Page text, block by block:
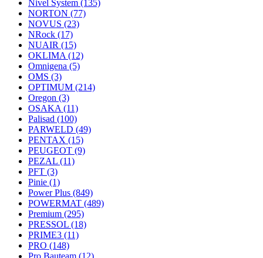
Nivel System (135)
NORTON (77)
NOVUS (23)
NRock (17)
NUAIR (15)
OKLIMA (12)
Omnigena (5)
OMS (3)
OPTIMUM (214)
Oregon (3)
OSAKA (11)
Palisad (100)
PARWELD (49)
PENTAX (15)
PEUGEOT (9)
PEZAL (11)
PFT (3)
Pinie (1)
Power Plus (849)
POWERMAT (489)
Premium (295)
PRESSOL (18)
PRIME3 (11)
PRO (148)
Pro Bauteam (12)